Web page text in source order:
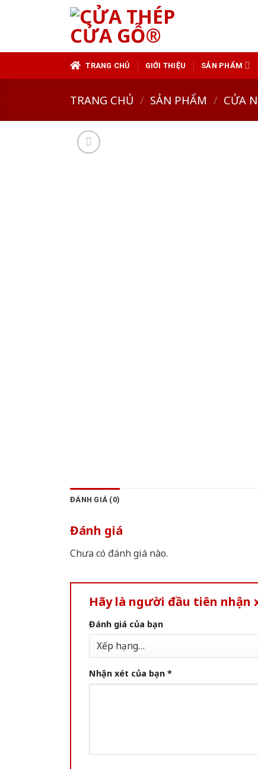
TRANG CHỦ GIỚI THIỆU SẢN PHẨM
TRANG CHỦ / SẢN PHẨM / CỬA
ĐÁNH GIÁ (0)
Đánh giá
Chưa có đánh giá nào.
Hãy là người đầu tiên nhận
Đánh giá của bạn
Nhận xét của bạn *